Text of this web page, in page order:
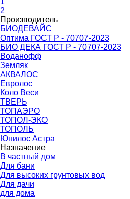
2
Производитель
БИОДЕВАЙС
Оптима ГОСТ Р - 70707-2023
БИО ДЕКА ГОСТ Р - 70707-2023
Воданофф
Земляк
АКВАЛОС
Евролос
Коло Веси
ТВЕРЬ
ТОПАЭРО
ТОПОЛ-ЭКО
ТОПОЛЬ
Юнилос Астра
Назначение
В частный дом
Для бани
Для высоких грунтовых вод
Для дачи
для дома